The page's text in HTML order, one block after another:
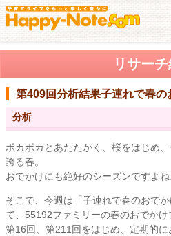
リサー
第409回分析結果子連れで春の
分析
ポカポカとあたたかく、桜をはじめ
誇る春。
おでかけにも絶好のシーズンですよね
そこで、今週は「子連れで春のおで
て、55192ファミリーの春のおでかけ
第16回、第211回をはじめ、定期的